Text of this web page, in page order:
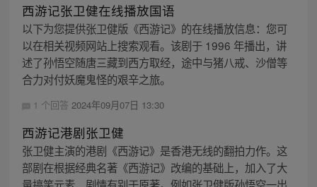
西游记张卫健在线播放国语
以下为您提供张卫健版《西游记》的在线播放信息：您可
以在相关视频网站上搜索观看。该剧于 1996 年播出，讲
述了孙悟空随唐三藏到西方取经，途中与猪八戒、沙僧等
合力对付妖魔鬼怪的艰辛之旅。
1 个回答 2024年09月07日 13:30
西游记港剧张卫健
张卫健主演的港剧《西游记》是香港无线的翻拍力作。这
部剧在根据经典名著《西游记》改编的基础上，加入了大